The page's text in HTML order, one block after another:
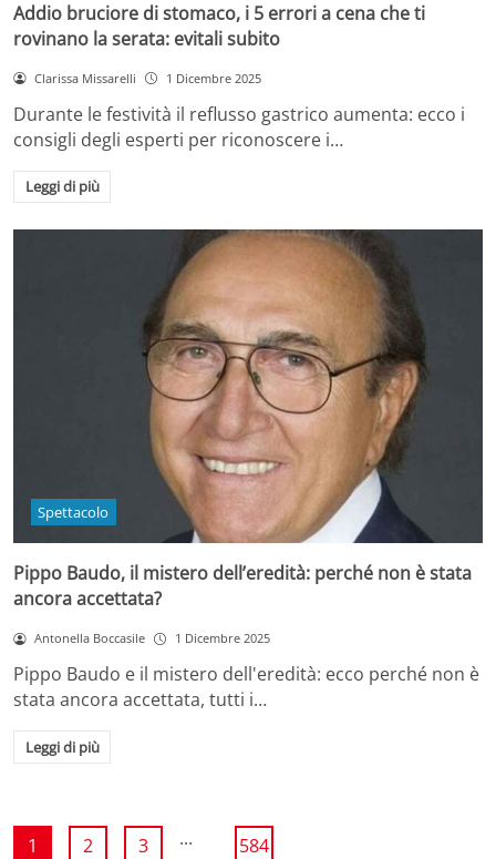
Addio bruciore di stomaco, i 5 errori a cena che ti
rovinano la serata: evitali subito
Clarissa Missarelli 1 Dicembre 2025
Durante le festività il reflusso gastrico aumenta: ecco i
consigli degli esperti per riconoscere i…
Leggi di più
Spettacolo
Pippo Baudo, il mistero dell’eredità: perché non è stata
ancora accettata?
Antonella Boccasile 1 Dicembre 2025
Pippo Baudo e il mistero dell'eredità: ecco perché non è
stata ancora accettata, tutti i…
Leggi di più
1 2 3 ... 584